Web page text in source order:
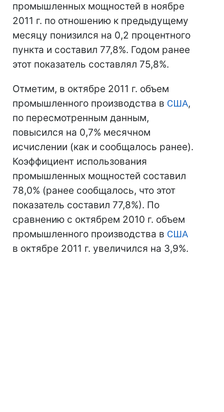
промышленных мощностей в ноябре
2011 г. по отношению к предыдущему
месяцу понизился на 0,2 процентного
пункта и составил 77,8%. Годом ранее
этот показатель составлял 75,8%.
Отметим, в октябре 2011 г. объем
промышленного производства в США,
по пересмотренным данным,
повысился на 0,7% месячном
исчислении (как и сообщалось ранее).
Коэффициент использования
промышленных мощностей составил
78,0% (ранее сообщалось, что этот
показатель составил 77,8%). По
сравнению с октябрем 2010 г. объем
промышленного производства в США
в октябре 2011 г. увеличился на 3,9%.